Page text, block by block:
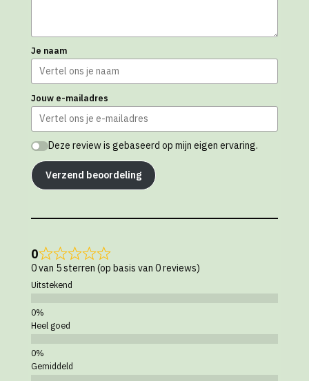
Je naam
Jouw e-mailadres
Deze review is gebaseerd op mijn eigen ervaring.
Verzend beoordeling
0
0 van 5 sterren (op basis van 0 reviews)
Uitstekend
Heel goed
Gemiddeld